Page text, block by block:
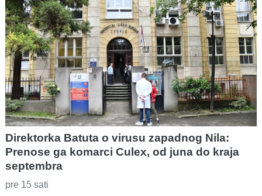
Direktorka Batuta o virusu zapadnog Nila:
Prenose ga komarci Culex, od juna do kraja
septembra
pre 15 sati